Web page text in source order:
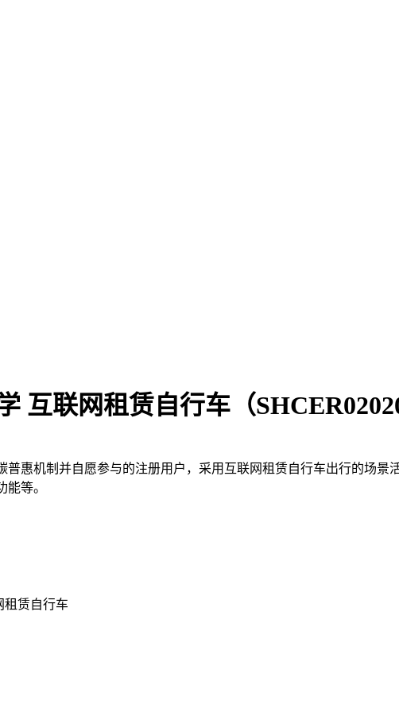
互联网租赁自行车（
惠机制并自愿参与的注册用户，采用互联网租赁自行车出行的场
等。
租赁自行车